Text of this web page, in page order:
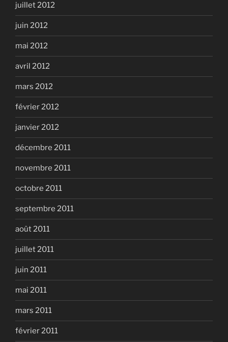
juillet 2012
juin 2012
mai 2012
avril 2012
mars 2012
février 2012
janvier 2012
décembre 2011
novembre 2011
octobre 2011
septembre 2011
août 2011
juillet 2011
juin 2011
mai 2011
mars 2011
février 2011